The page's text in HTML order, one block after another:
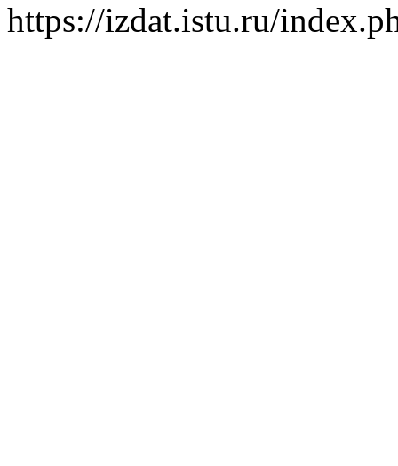
https://izdat.istu.ru/